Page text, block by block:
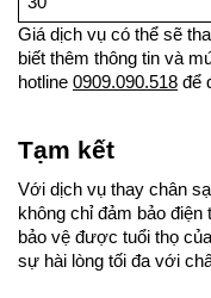
Giá dịch vụ có thể sẽ
biết thêm thông tin và
hotline 0909.090.518 để
Tạm kết
Với dịch vụ thay chân
không chỉ đảm bảo
bảo vệ được tuổi thọ
sự hài lòng tối đa với